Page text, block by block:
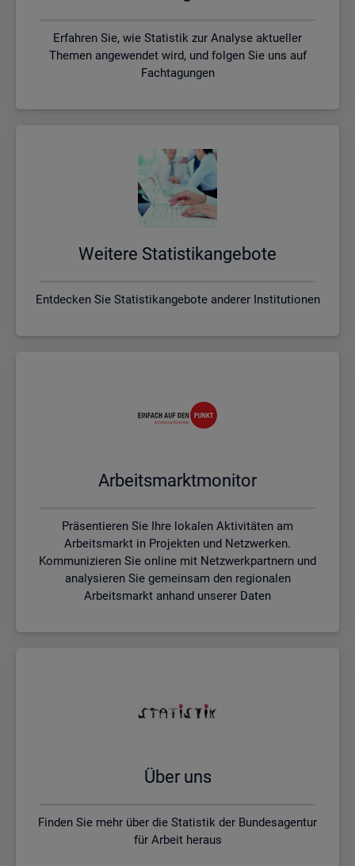
Erfahren Sie, wie Statistik zur Analyse aktueller
Themen angewendet wird, und folgen Sie uns auf
Fachtagungen
Wei­te­re Sta­tis­tik­an­ge­bo­te
Entdecken Sie Statistikangebote anderer Institutionen
Ar­beits­markt­mo­ni­tor
Präsentieren Sie Ihre lokalen Aktivitäten am
Arbeitsmarkt in Projekten und Netzwerken.
Kommunizieren Sie online mit Netzwerkpartnern und
analysieren Sie gemeinsam den regionalen
Arbeitsmarkt anhand unserer Daten
Über uns
Finden Sie mehr über die Statistik der Bundesagentur
für Arbeit heraus